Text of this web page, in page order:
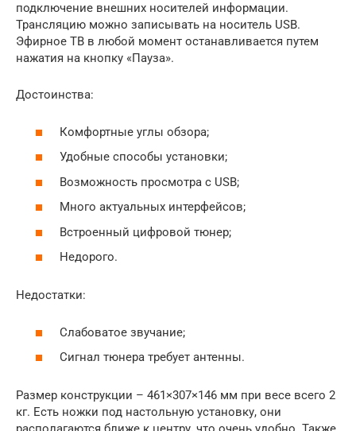
подключение внешних носителей информации.
Трансляцию можно записывать на носитель USB.
Эфирное ТВ в любой момент останавливается путем
нажатия на кнопку «Пауза».
Достоинства:
Комфортные углы обзора;
Удобные способы установки;
Возможность просмотра с USB;
Много актуальных интерфейсов;
Встроенный цифровой тюнер;
Недорого.
Недостатки:
Слабоватое звучание;
Сигнал тюнера требует антенны.
Размер конструкции – 461×307×146 мм при весе всего 2
кг. Есть ножки под настольную установку, они